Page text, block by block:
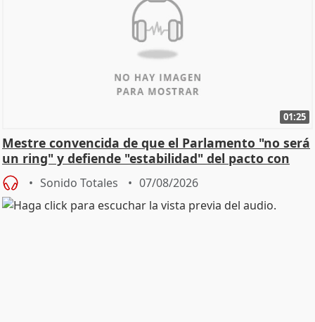
01:25
Mestre convencida de que el Parlamento "no será
un ring" y defiende "estabilidad" del pacto con
Vox
Sonido Totales 07/08/2026